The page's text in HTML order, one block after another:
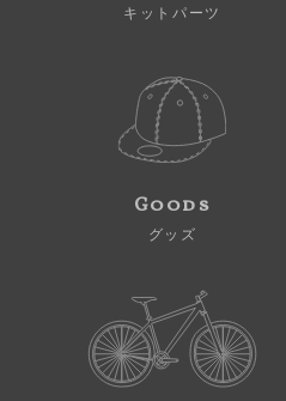
キットパーツ
Goods
グッズ